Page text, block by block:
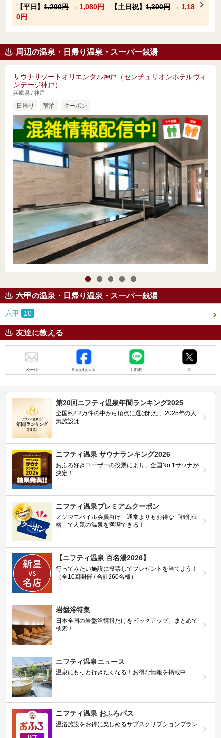
【平日】 1,200円 → 1,080円 【土日祝】 1,300円 → 1,18
0円
周辺の温泉・日帰り温泉・スーパー銭湯
サウナリゾートオリエンタル神戸（センチュリオンホテルヴィ
ンテージ神戸）
兵庫県 / 神戸
日帰り 宿泊 クーポン
六甲の温泉・日帰り温泉・スーパー銭湯
六甲 10
友達に教える
第20回ニフティ温泉年間ランキング2025
全国約2.2万件の中から頂点に選ばれた、2025年の人
気施設は…
ニフティ温泉 サウナランキング2026
おふろ好きユーザーの投票により、全国No.1サウナが
決定！
ニフティ温泉プレミアムクーポン
ノジマモバイル会員向け 通常よりもお得な「特別価
格」で人気の温泉を満喫できる！
【ニフティ温泉 百名湯2026】
行ってみたい施設に投票してプレゼントを当てよう！
（全10回開催 / 合計260名様）
岩盤浴特集
日本全国の岩盤浴情報だけをピックアップ。まとめて
検索！
ニフティ温泉ニュース
温泉にもっと行きたくなる！お得な情報を掲載中
ニフティ温泉 おふろパス
温浴施設をお得に楽しめるサブスクリプションプラン